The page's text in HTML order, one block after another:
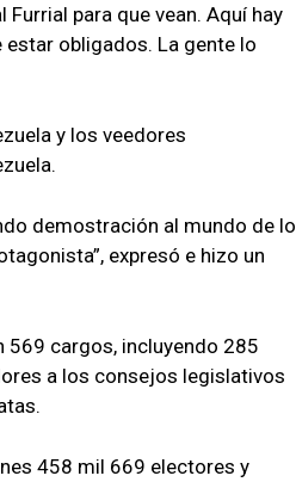
para que vean. Aquí hay
estar obligados. La gente lo
y los veedores
demostración al mundo de lo
expresó e hizo un
569 cargos, incluyendo 285
a los consejos legislativos
458 mil 669 electores y